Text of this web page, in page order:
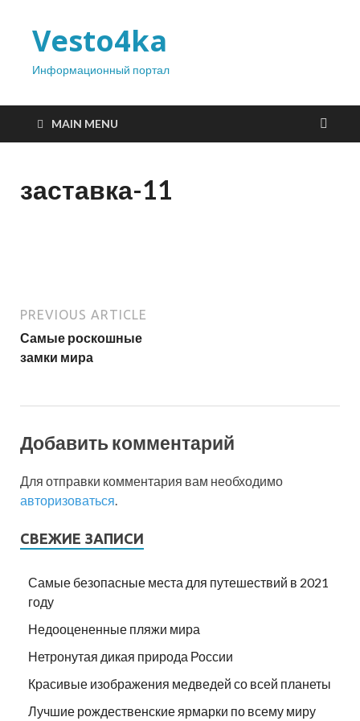
Vesto4ka
Информационный портал
MAIN MENU
заставка-11
PREVIOUS ARTICLE
Самые роскошные
замки мира
Добавить комментарий
Для отправки комментария вам необходимо
авторизоваться
СВЕЖИЕ ЗАПИСИ
Самые безопасные места для путешествий в 2021
году
Недооцененные пляжи мира
Нетронутая дикая природа России
Красивые изображения медведей со всей планеты
Лучшие рождественские ярмарки по всему миру